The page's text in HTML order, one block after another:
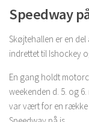
Speedway
Skøjtehallen er en
indrettet til Ishockey
En gang holdt
weekenden d. 5. og
var vært for en række